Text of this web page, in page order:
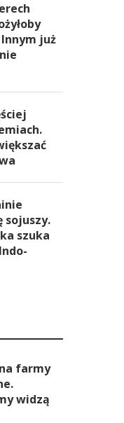
już
sojuszy.
szuka
farmy
widzą